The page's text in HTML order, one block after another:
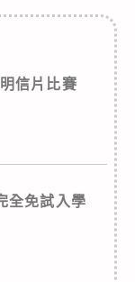
信片比賽
全免試入學